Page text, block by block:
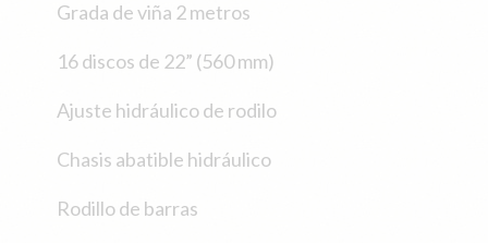
Grada de viña 2 metros
16 discos de 22” (560 mm)
Ajuste hidráulico de rodilo
Chasis abatible hidráulico
Rodillo de barras